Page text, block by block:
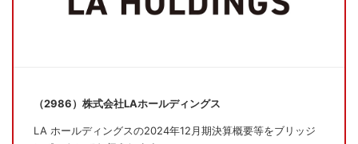
（2986）株式会社LAホールディングス
LA ホールディングスの2024年12月期決算概要等をブリッジ